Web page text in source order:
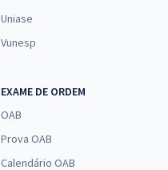
Uniase
Vunesp
EXAME DE ORDEM
OAB
Prova OAB
Calendário OAB